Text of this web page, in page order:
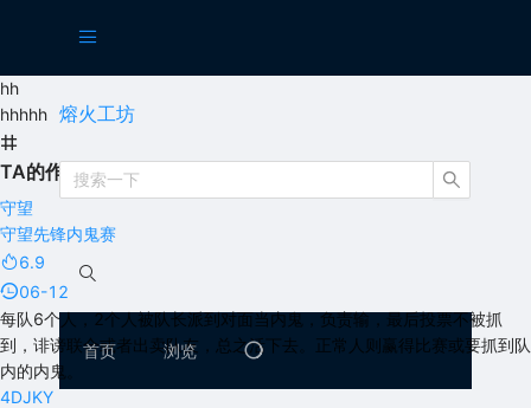
熔火工坊
首页 浏览
hh
hhhhh
TA的作品
守望
守望先锋内鬼赛
6.9
06-12
每队6个人，2个人被队长派到对面当内鬼，负责输，最后投票不被抓
到，诽谤联合或者出卖队友，总之活下去。正常人则赢得比赛或要抓到队
内的内鬼。
4DJKY